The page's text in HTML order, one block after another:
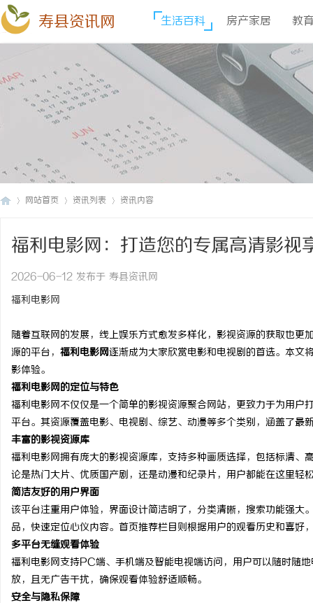
寿县资讯网 生活百科 房产家居 教
网站首页 资讯列表 资讯内容
福利电影网：打造您的专属高清影视
2026-06-12 发布于 寿县资讯网
福利电影网
随着互联网的发展，线上娱乐方式愈发多样化，影视资源的获取也
源的平台， 福利电影网逐渐成为大家欣赏电影和电视剧的首选。本文
影体验。
福利电影网的定位与特色
福利电影网不仅仅是一个简单的影视资源聚合网站，更致力于为用
平台。其资源覆盖电影、电视剧、综艺、动漫等多个类别，涵盖了最
丰富的影视资源库
福利电影网拥有庞大的影视资源库，支持多种画质选择，包括标清
论是热门大片、优质国产剧，还是动漫和纪录片，用户都能在这里轻
简洁友好的用户界面
该平台注重用户体验，界面设计简洁明了，分类清晰，搜索功能强
品，快速定位心仪内容。首页推荐栏目则根据用户的观看历史和喜好
多平台无缝观看体验
福利电影网支持PC端、手机端及智能电视端访问，用户可以随时随
放，且无广告干扰，确保观看体验舒适顺畅。
安全与隐私保障